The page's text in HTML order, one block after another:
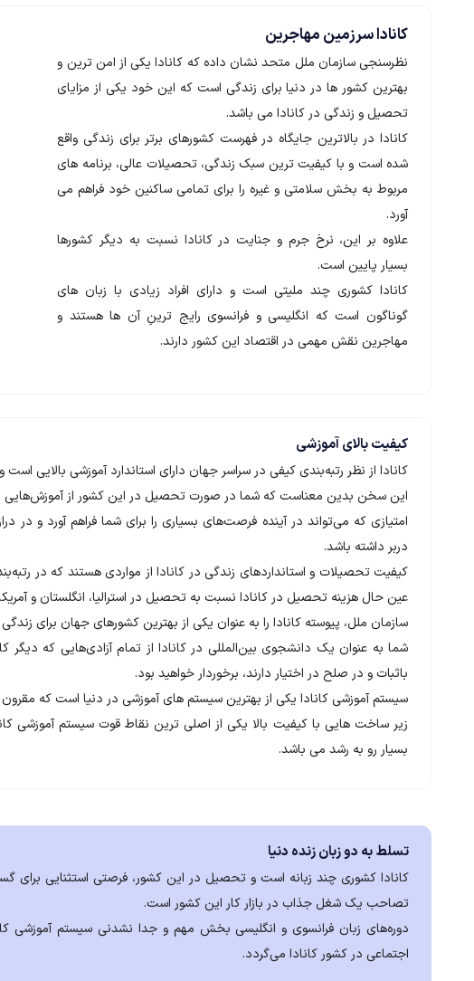
کانادا سرزمین مهاجرین
نظرسنجی سازمان ملل متحد نشان داده که کانادا یکی از امن ترین و
بهترین کشور ها در دنیا برای زندگی است که این خود یکی از مزایای
تحصیل و زندگی در کانادا می باشد.
کانادا در بالاترین جایگاه در فهرست کشورهای برتر برای زندگی واقع
شده است و با کیفیت ترین سبک زندگی، تحصیلات عالی، برنامه های
مربوط به بخش سلامتی و غیره را برای تمامی ساکنین خود فراهم می
آورد.
علاوه بر این، نرخ جرم و جنایت در کانادا نسبت به دیگر کشورها
بسیار پایین است.
کانادا کشوری چند ملیتی است و دارای افراد زیادی با زبان های
گوناگون است که انگلیسی و فرانسوی رایج ترینِ آن ها هستند و
مهاجرین نقش مهمی در اقتصاد این کشور دارند.
کیفیت بالای آموزشی
کانادا از نظر رتبه‌بندی کیفی در سراسر جهان دارای استاندارد آموزشی بالایی
این سخن بدین معناست که شما در صورت تحصیل در این کشور از آموزش‌هایی
امتیازی که می‌تواند در آینده فرصت‌‌های بسیاری را برای شما فراهم آورد و در
دربر داشته باشد.
کیفیت تحصیلات و استانداردهای زندگی در کانادا از مواردی هستند که در
عین حال هزینه تحصیل در کانادا نسبت به تحصیل در استرالیا، انگلستان و
سازمان ملل، پیوسته کانادا را به عنوان یکی از بهترین کشورهای جهان برای
شما به عنوان یک دانشجوی بین‌المللی در کانادا از تمام آزادی‌هایی که دیگر
باثبات و در صلح در اختیار دارند، برخوردار خواهید بود.
سیستم آموزشی کانادا یکی از بهترین سیستم های آموزشی در دنیا است که
زیر ساخت هایی با کیفیت بالا یکی از اصلی ترین نقاط قوت سیستم آموزشی
بسیار رو به رشد می باشد.
تسلط به دو زبان زنده دنیا
کانادا کشوری چند زبانه است و تحصیل در این کشور، فرصتی استثنایی برای
تصاحب یک شغل جذاب در بازار کار این کشور است.
دوره‌های زبان فرانسوی و انگلیسی بخش مهم و جدا نشدنی سیستم آموزشی
اجتماعی در کشور کانادا می‌گردد.